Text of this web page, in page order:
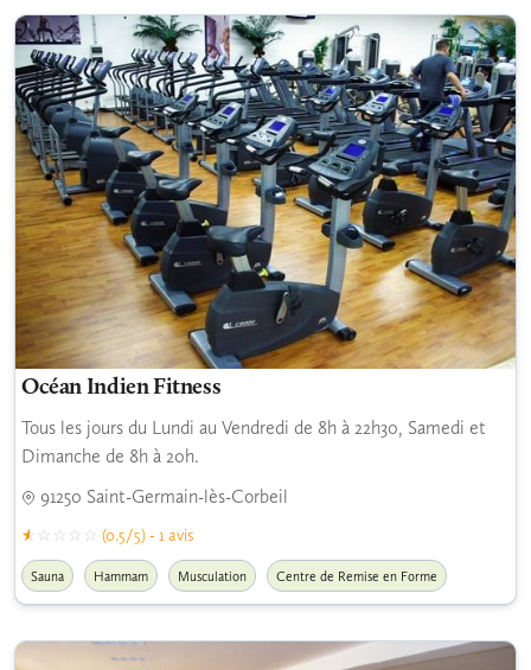
Océan Indien Fitness
Tous les jours du Lundi au Vendredi de 8h à 22h30, Samedi et
Dimanche de 8h à 20h.
91250 Saint-Germain-lès-Corbeil
(0.5/5) - 1 avis
Sauna Hammam Musculation Centre de Remise en Forme